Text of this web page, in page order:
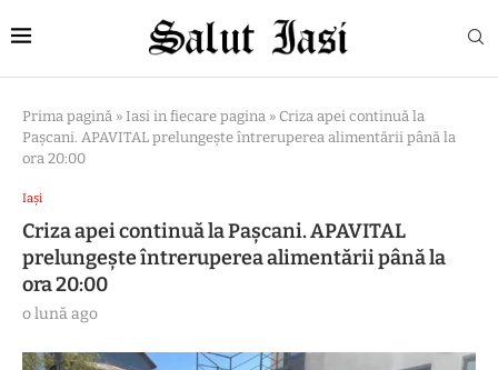
Prima pagină » Iasi in fiecare pagina » Criza apei continuă la
Pașcani. APAVITAL prelungește întreruperea alimentării până la
ora 20:00
Iași
Criza apei continuă la Pașcani. APAVITAL
prelungește întreruperea alimentării până la
ora 20:00
o lună ago